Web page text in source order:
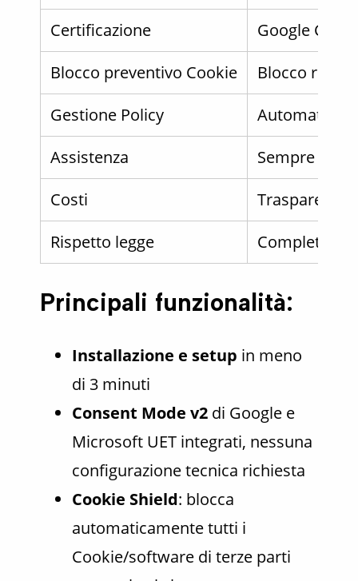
Certificazione
Google CMP,
Blocco preventivo Cookie
Blocco reale
Gestione Policy
Automatica,
Assistenza
Sempre
Costi
Trasparenti,
Rispetto legge
Completo,
Principali funzionalità:
Installazione e setup in meno
di 3 minuti
Consent Mode v2 di Google e
Microsoft UET integrati, nessuna
configurazione tecnica richiesta
Cookie Shield: blocca
automaticamente tutti i
Cookie/software di terze parti